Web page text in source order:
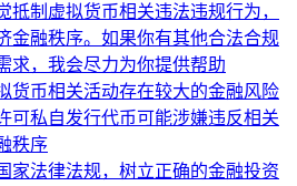
抵制虚拟货币相关违法违规行为，
金融秩序。如果你有其他合法合规
求，我会尽力为你提供帮助
货币相关活动存在较大的金融风险
可私自发行代币可能涉嫌违反相关
秩序
家法律法规，树立正确的金融投资